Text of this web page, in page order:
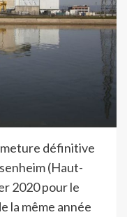
définitive
(Haut-
2020 pour le
la même année